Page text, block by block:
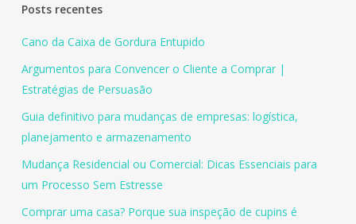
Posts recentes
Cano da Caixa de Gordura Entupido
Argumentos para Convencer o Cliente a Comprar |
Estratégias de Persuasão
Guia definitivo para mudanças de empresas: logística,
planejamento e armazenamento
Mudança Residencial ou Comercial: Dicas Essenciais para
um Processo Sem Estresse
Comprar uma casa? Porque sua inspeção de cupins é